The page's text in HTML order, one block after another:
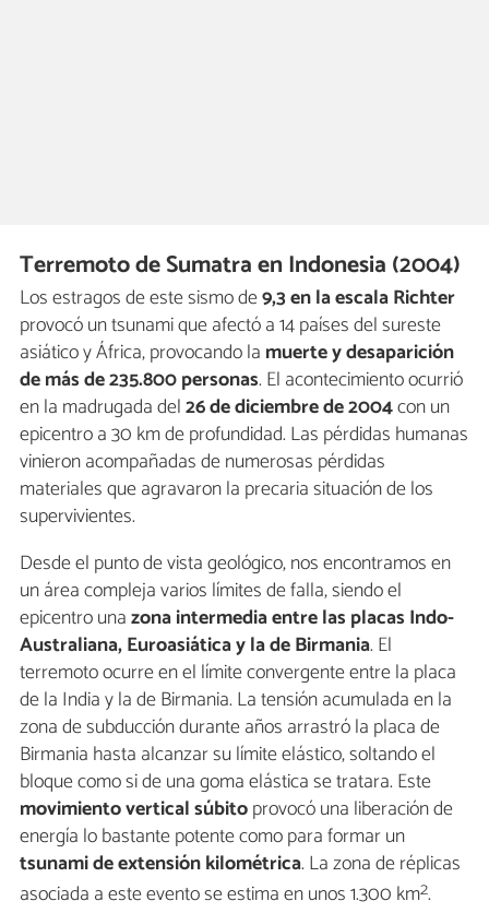
Terremoto de Sumatra en Indonesia (2004)
Los estragos de este sismo de9,3 en la escala Richter
provocó un tsunami que afectó a 14 países del sureste
asiático y África, provocando la muerte y desaparición
de más de 235.800 personas. El acontecimiento ocurrió
en la madrugada del26 de diciembre de 2004con un
epicentro a 30 km de profundidad. Las pérdidas humanas
vinieron acompañadas de numerosas pérdidas
materiales que agravaron la precaria situación de los
supervivientes.
Desde el punto de vista geológico, nos encontramos en
un área compleja varios límites de falla, siendo el
epicentro unazona intermedia entre las placas Indo-
Australiana, Euroasiática y la de Birmania. El
terremoto ocurre en el límite convergente entre la placa
de la India y la de Birmania. La tensión acumulada en la
zona de subducción durante años arrastró la placa de
Birmania hasta alcanzar su límite elástico, soltando el
bloque como si de una goma elástica se tratara. Este
movimiento vertical súbitoprovocó una liberación de
energía lo bastante potente como para formar un
tsunami de extensión kilométrica. La zona de réplicas
asociada a este evento se estima en unos 1.300 km2.